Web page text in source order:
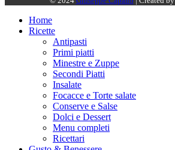
Home
Ricette
Antipasti
Primi piatti
Minestre e Zuppe
Secondi Piatti
Insalate
Focacce e Torte salate
Conserve e Salse
Dolci e Dessert
Menu completi
Ricettari